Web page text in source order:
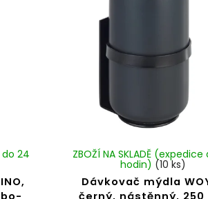
do 24
Dávkovač mýdla
ZBOŽÍ NA SKLADĚ
hodin) (10 ks)